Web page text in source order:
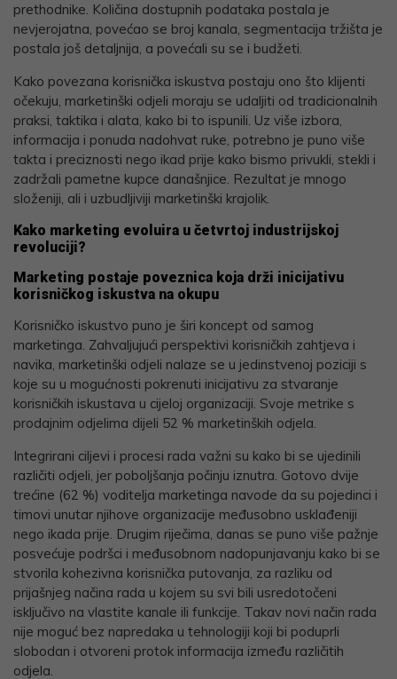
prethodnike. Količina dostupnih podataka postala je
nevjerojatna, povećao se broj kanala, segmentacija tržišta je
postala još detaljnija, a povećali su se i budžeti.
Kako povezana korisnička iskustva postaju ono što klijenti
očekuju, marketinški odjeli moraju se udaljiti od tradicionalnih
praksi, taktika i alata, kako bi to ispunili. Uz više izbora,
informacija i ponuda nadohvat ruke, potrebno je puno više
takta i preciznosti nego ikad prije kako bismo privukli, stekli i
zadržali pametne kupce današnjice. Rezultat je mnogo
složeniji, ali i uzbudljiviji marketinški krajolik.
Kako marketing evoluira u četvrtoj industrijskoj
revoluciji?
Marketing postaje poveznica koja drži inicijativu
korisničkog iskustva na okupu
Korisničko iskustvo puno je širi koncept od samog
marketinga. Zahvaljujući perspektivi korisničkih zahtjeva i
navika, marketinški odjeli nalaze se u jedinstvenoj poziciji s
koje su u mogućnosti pokrenuti inicijativu za stvaranje
korisničkih iskustava u cijeloj organizaciji. Svoje metrike s
prodajnim odjelima dijeli 52 % marketinških odjela.
Integrirani ciljevi i procesi rada važni su kako bi se ujedinili
različiti odjeli, jer poboljšanja počinju iznutra. Gotovo dvije
trećine (62 %) voditelja marketinga navode da su pojedinci i
timovi unutar njihove organizacije međusobno usklađeniji
nego ikada prije. Drugim riječima, danas se puno više pažnje
posvećuje podršci i međusobnom nadopunjavanju kako bi se
stvorila kohezivna korisnička putovanja, za razliku od
prijašnjeg načina rada u kojem su svi bili usredotočeni
isključivo na vlastite kanale ili funkcije. Takav novi način rada
nije moguć bez napredaka u tehnologiji koji bi poduprli
slobodan i otvoreni protok informacija između različitih
odjela.